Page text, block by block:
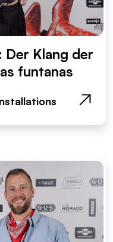
Klang der
funtanas